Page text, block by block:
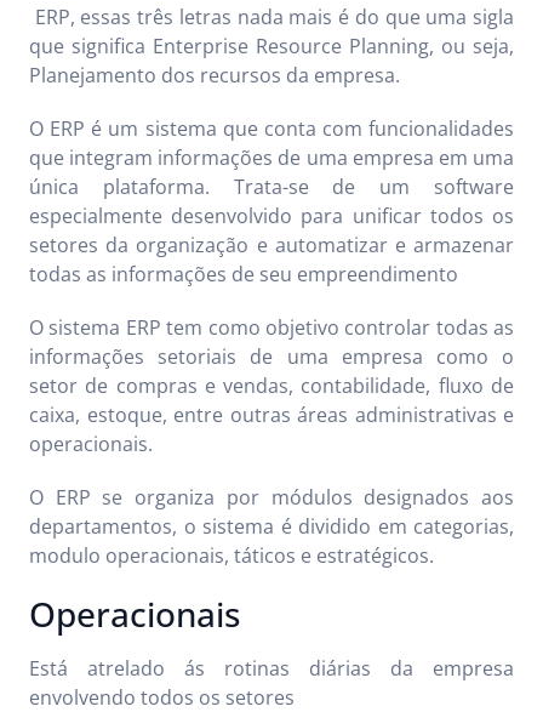
ERP, essas três letras nada mais é do que uma sigla
que significa Enterprise Resource Planning, ou seja,
Planejamento dos recursos da empresa.
O ERP é um sistema que conta com funcionalidades
que integram informações de uma empresa em uma
única plataforma. Trata-se de um software
especialmente desenvolvido para unificar todos os
setores da organização e automatizar e armazenar
todas as informações de seu empreendimento
O sistema ERP tem como objetivo controlar todas as
informações setoriais de uma empresa como o
setor de compras e vendas, contabilidade, fluxo de
caixa, estoque, entre outras áreas administrativas e
operacionais.
O ERP se organiza por módulos designados aos
departamentos, o sistema é dividido em categorias,
modulo operacionais, táticos e estratégicos.
Operacionais
Está atrelado ás rotinas diárias da empresa
envolvendo todos os setores